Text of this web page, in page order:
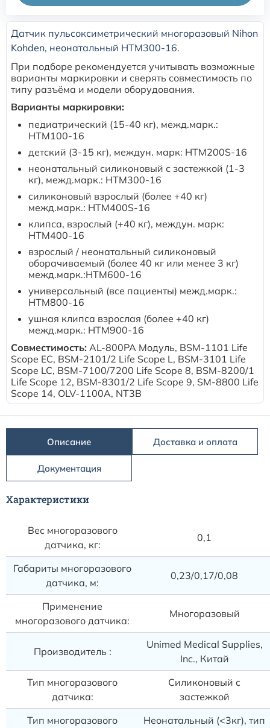
Датчик пульсоксиметрический многоразовый Nihon
Kohden, неонатальный HTM300-16.
При подборе рекомендуется учитывать возможные
варианты маркировки и сверять совместимость по
типу разъёма и модели оборудования.
Варианты маркировки:
педиатрический (15-40 кг), межд.марк.:
HTM100-16
детский (3-15 кг), междун. марк: HTM200S-16
неонатальный силиконовый с застежкой (1-3
кг), межд.марк.: HTM300-16
cиликоновый взрослый (более +40 кг)
межд.марк.: HTM400S-16
клипса, взрослый (+40 кг), междун. марк:
HTM400-16
взрослый / неонатальный силиконовый
оборачиваемый (более 40 кг или менее 3 кг)
межд.марк.:HTM600-16
универсальный (все пациенты) межд.марк.:
HTM800-16
ушная клипса взрослая (более +40 кг)
межд.марк.: HTM900-16
Совместимость: AL-800PA Модуль, BSM-1101 Life
Scope EC, BSM-2101/2 Life Scope L, BSM-3101 Life
Scope LC, BSM-7100/7200 Life Scope 8, BSM-8200/1
Life Scope 12, BSM-8301/2 Life Scope 9, SM-8800 Life
Scope 14, OLV-1100A, NT3B
Описание Доставка и оплата
Документация
Характеристики
Вес многоразового
датчика, кг:
0,1
Габариты многоразового
датчика, м:
0,23/0,17/0,08
Применение
многоразового датчика:
Многоразовый
Производитель :
Unimed Medical Supplies,
Inc., Китай
Тип многоразового
датчика:
Силиконовый с
застежкой
Тип многоразового
Неонатальный (<3кг), тип
Расходные материалы к аппаратам ИВЛ Mindray
Расходные материалы к аппаратам Comen
Расходные материалы для ИВЛ Puritan Bennett
Расходные материалы к аппаратам Philips